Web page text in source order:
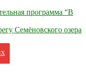
программа “В
Семёновского озера